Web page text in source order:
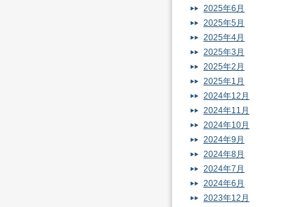
2025年6月
2025年5月
2025年4月
2025年3月
2025年2月
2025年1月
2024年12月
2024年11月
2024年10月
2024年9月
2024年8月
2024年7月
2024年6月
2023年12月